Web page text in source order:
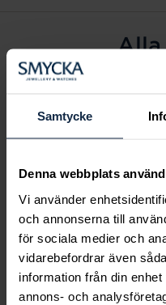
Samtycke
Denna webbplats
Vi använder
och annonserna till
för sociala medier och
vidarebefordrar även
information från din
annons- och
Alla
Alingsås
Arvidsjaur
Eksjö
Fagersta
Farsta
Gävle
Halmstad